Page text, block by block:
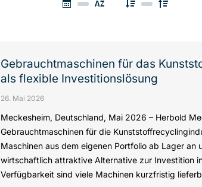
Gebrauchtmaschinen für das
als flexible Investitionslösung
26. Mai 2026
Meckesheim, Deutschland, Mai 2026 – Herbold
Gebrauchtmaschinen für die
Maschinen aus dem eigenen Portfolio ab Lager
wirtschaftlich attraktive Alternative zur Investition
Verfügbarkeit sind viele Machinen kurzfristig